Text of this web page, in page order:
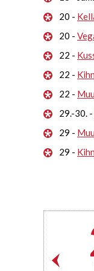
20 -
20 -
22 -
22 -
22 -
29.-30. -
29 -
29 -